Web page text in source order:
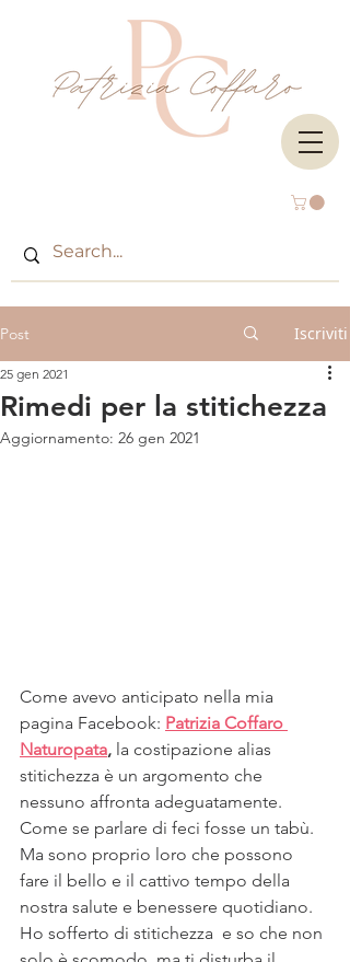
Post Iscriviti
Rimedi per la stitichezza
25 gen 2021
Aggiornamento: 26 gen 2021
Come avevo anticipato nella mia
pagina Facebook: Patrizia Coffaro
Naturopata, la costipazione alias
stitichezza è un argomento che
nessuno affronta adeguatamente.
Come se parlare di feci fosse un tabù.
Ma sono proprio loro che possono
fare il bello e il cattivo tempo della
nostra salute e benessere quotidiano.
Ho sofferto di stitichezza  e so che non